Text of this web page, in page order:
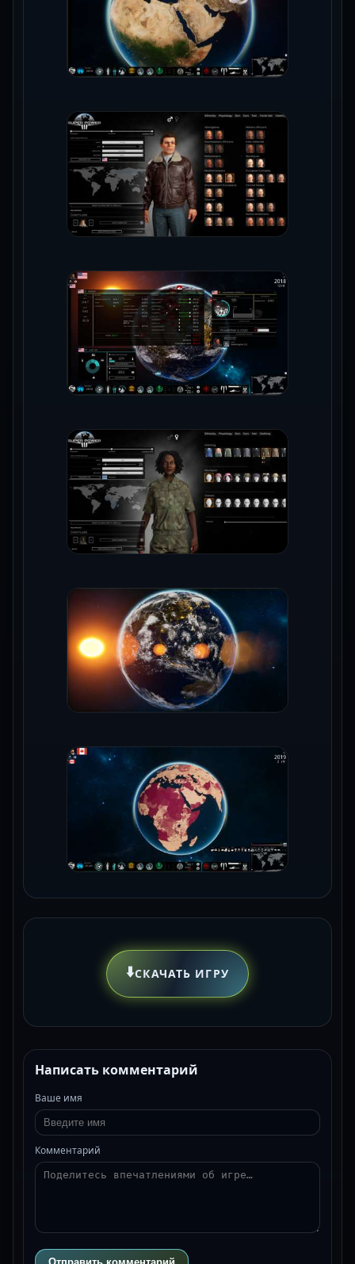
⬇️СКАЧАТЬ ИГРУ
Написать комментарий
Ваше имя
Комментарий